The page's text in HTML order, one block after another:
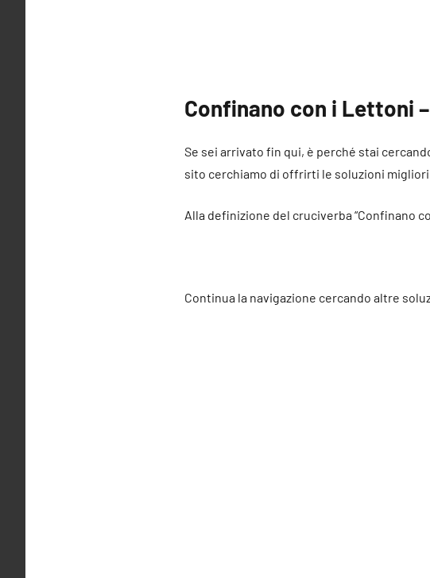
Confinano con i Lettoni
Se sei arrivato fin qui, è perché stai
sito cerchiamo di offrirti le soluzioni migliori
Alla definizione del cruciverba “Confinano
Continua la navigazione cercando altre